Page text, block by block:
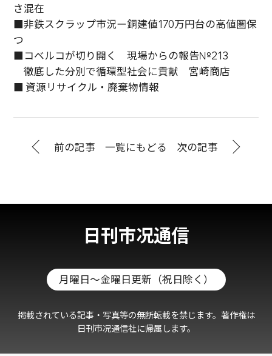
さ混在
■非鉄スクラップ市況ー銅建値170万円台の高値圏保
つ
■コベルコが切り開く 現場からの報告№213
徹底した分別で循環型社会に貢献 宮崎商店
■ 資源リサイクル・廃棄物情報
前の記事 一覧にもどる 次の記事
日刊市况通信
月曜日～金曜日更新（祝日除く）
掲載されている記事・写真等の無断転載を禁じます。著作権は
日刊市况通信社に帰属します。